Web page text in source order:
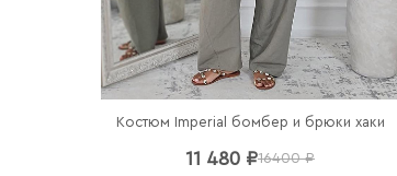
Костюм Imperial бомбер и брюки хаки
11 480 ₽16400 ₽